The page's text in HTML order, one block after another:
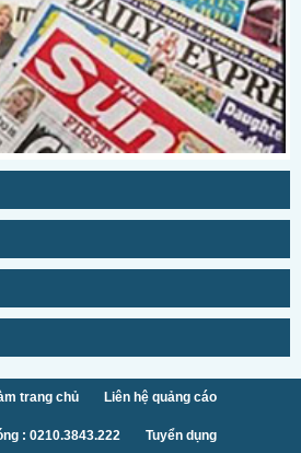
trang chủ Liên hệ quảng cáo
: 0210.3843.222 Tuyển dụng